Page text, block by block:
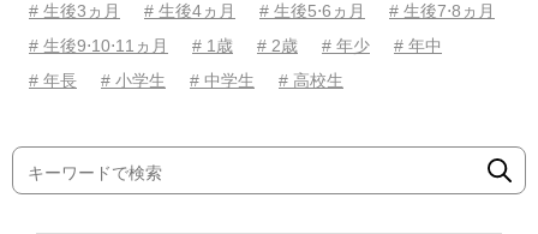
# 生後3ヵ月
# 生後4ヵ月 # 生後5⋅6ヵ月
# 生後7⋅8ヵ月
# 生後9⋅10⋅11ヵ月
# 1歳 # 2歳 # 年少
# 年中
# 年長
# 小学生 # 中学生 # 高校生